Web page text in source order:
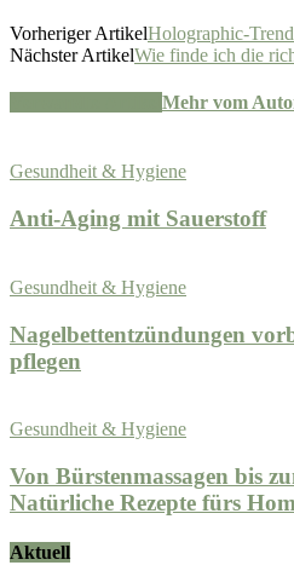
Vorheriger ArtikelHolographic-
Nächster ArtikelWie finde ich die
Mehr vom
Gesundheit & Hygiene
Anti-Aging mit Sauerstoff
Gesundheit & Hygiene
Nagelbettentzündungen
pflegen
Gesundheit & Hygiene
Von Bürstenmassagen bis
Natürliche Rezepte fürs
Aktuell